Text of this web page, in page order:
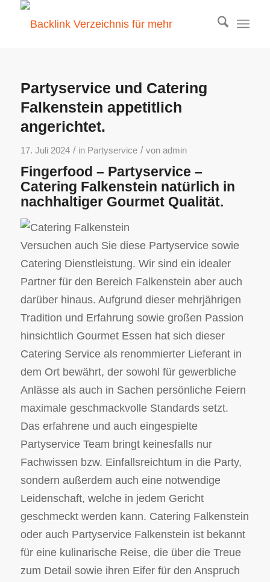
Partyservice und Catering
Falkenstein appetitlich
angerichtet.
17. Juli 2024 / in Partyservice / von admin
Fingerfood – Partyservice –
Catering Falkenstein natürlich in
nachhaltiger Gourmet Qualität.
Versuchen auch Sie diese Partyservice sowie
Catering Dienstleistung. Wir sind ein idealer
Partner für den Bereich Falkenstein aber auch
darüber hinaus. Aufgrund dieser mehrjährigen
Tradition und Erfahrung sowie großen Passion
hinsichtlich Gourmet Essen hat sich dieser
Catering Service als renommierter Lieferant in
dem Ort bewährt, der sowohl für gewerbliche
Anlässe als auch in Sachen persönliche Feiern
maximale geschmackvolle Standards setzt.
Das erfahrene und auch eingespielte
Partyservice Team bringt keinesfalls nur
Fachwissen bzw. Einfallsreichtum in die Party,
sondern außerdem auch eine notwendige
Leidenschaft, welche in jedem Gericht
geschmeckt werden kann. Catering Falkenstein
oder auch Partyservice Falkenstein ist bekannt
für eine kulinarische Reise, die über die Treue
zum Detail sowie ihren Eifer für den Anspruch